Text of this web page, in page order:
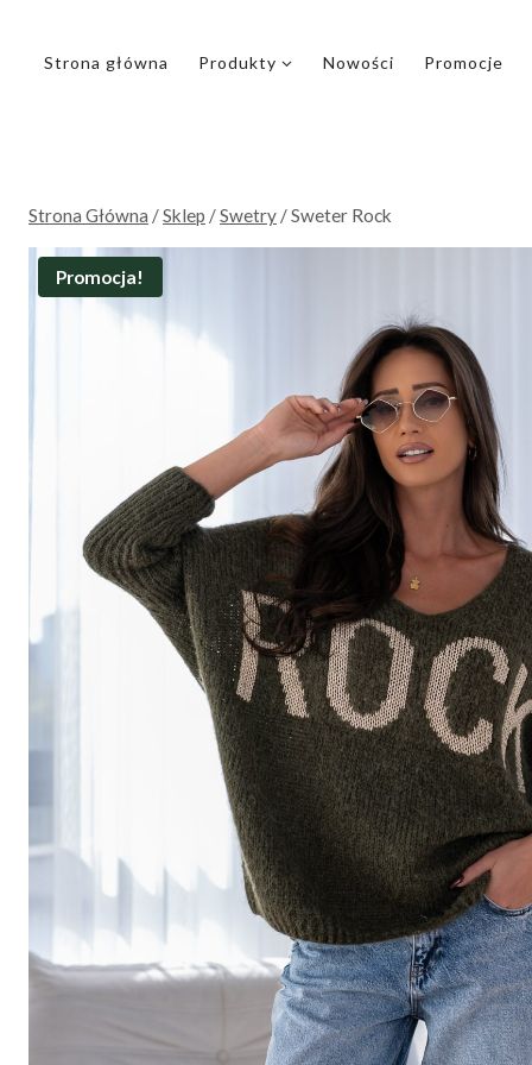
Strona główna Produkty Nowości Promocje
Strona Główna /Sklep /Swetry /Sweter Rock
Promocja!